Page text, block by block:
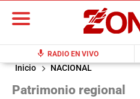
mic RADIO EN VIVO
Inicio NACIONAL
Patrimonio regional